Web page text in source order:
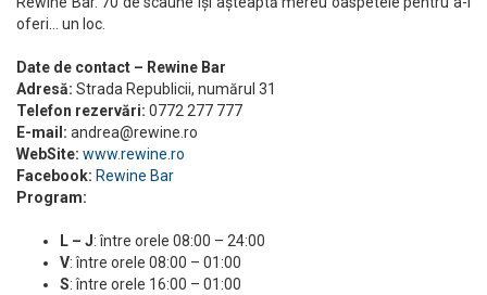
oferi… un loc.
Date de contact – Rewine Bar
Adresă: Strada Republicii, numărul 31
Telefon rezervări: 0772 277 777
E-mail: andrea@rewine.ro
WebSite: www.rewine.ro
Facebook: Rewine Bar
Program:
L – J: între orele 08:00 – 24:00
V: între orele 08:00 – 01:00
S: între orele 16:00 – 01:00